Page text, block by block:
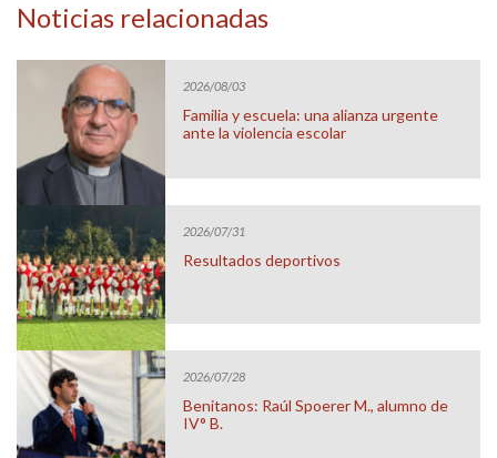
Noticias relacionadas
2026/08/03
Familia y escuela: una alianza urgente
ante la violencia escolar
2026/07/31
Resultados deportivos
2026/07/28
Benitanos: Raúl Spoerer M., alumno de
IV° B.